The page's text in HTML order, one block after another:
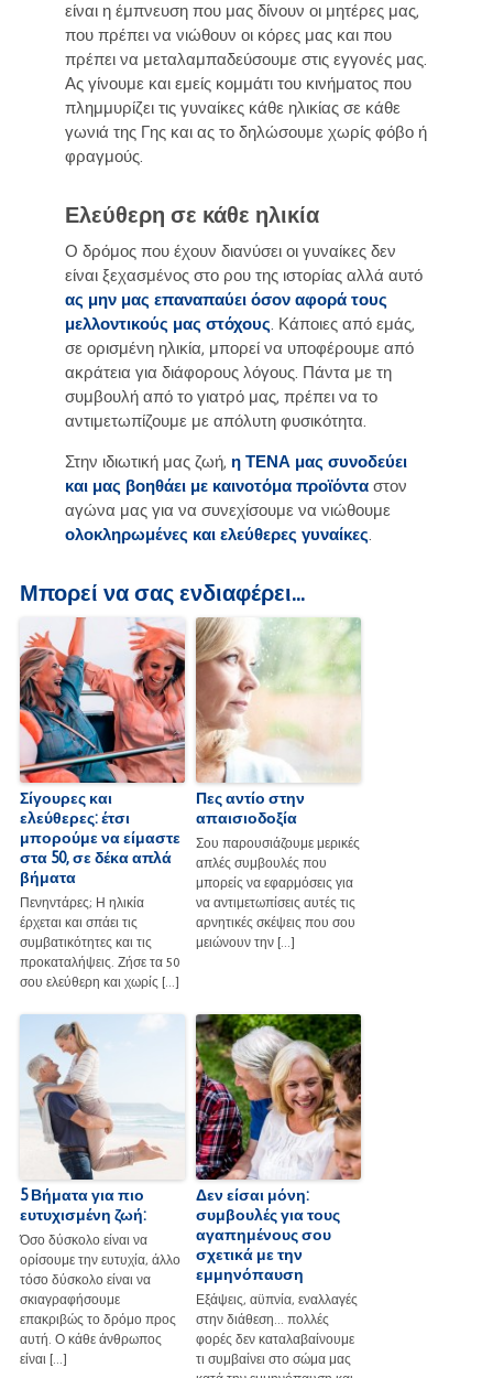
είναι η έμπνευση που μας δίνουν οι μητέρες μας,
που πρέπει να νιώθουν οι κόρες μας και που
πρέπει να μεταλαμπαδεύσουμε στις εγγονές μας.
Ας γίνουμε και εμείς κομμάτι του κινήματος που
πλημμυρίζει τις γυναίκες κάθε ηλικίας σε κάθε
γωνιά της Γης και ας το δηλώσουμε χωρίς φόβο ή
φραγμούς.
Ελεύθερη σε κάθε ηλικία
Ο δρόμος που έχουν διανύσει οι γυναίκες δεν
είναι ξεχασμένος στο ρου της ιστορίας αλλά αυτό
ας μην μας επαναπαύει όσον αφορά τους
μελλοντικούς μας στόχους . Κάποιες από εμάς,
σε ορισμένη ηλικία, μπορεί να υποφέρουμε από
ακράτεια για διάφορους λόγους. Πάντα με τη
συμβουλή από το γιατρό μας, πρέπει να το
αντιμετωπίζουμε με απόλυτη φυσικότητα.
Στην ιδιωτική μας ζωή,η ΤΕΝΑ μας συνοδεύει
και μας βοηθάει με καινοτόμα προϊόντα στον
αγώνα μας για να συνεχίσουμε να νιώθουμε
ολοκληρωμένες και ελεύθερες γυναίκες
Μπορεί να σας ενδιαφέρει...
Σίγουρες και
ελεύθερες: έτσι
μπορούμε να είμαστε
στα 50, σε δέκα απλά
βήματα
Πενηντάρες; Η ηλικία
έρχεται και σπάει τις
συμβατικότητες και τις
προκαταλήψεις. Ζήσε τα 50
σου ελεύθερη και χωρίς […]
Πες αντίο στην
απαισιοδοξία
Σου παρουσιάζουμε μερικές
απλές συμβουλές που
μπορείς να εφαρμόσεις για
να αντιμετωπίσεις αυτές τις
αρνητικές σκέψεις που σου
μειώνουν την […]
5 Βήματα για πιο
ευτυχισμένη ζωή:
Όσο δύσκολο είναι να
ορίσουμε την ευτυχία, άλλο
τόσο δύσκολο είναι να
σκιαγραφήσουμε
επακριβώς το δρόμο προς
αυτή. Ο κάθε άνθρωπος
είναι […]
Δεν είσαι μόνη:
συμβουλές για τους
αγαπημένους σου
σχετικά με την
εμμηνόπαυση
Εξάψεις, αϋπνία, εναλλαγές
στην διάθεση... πολλές
φορές δεν καταλαβαίνουμε
τι συμβαίνει στο σώμα μας